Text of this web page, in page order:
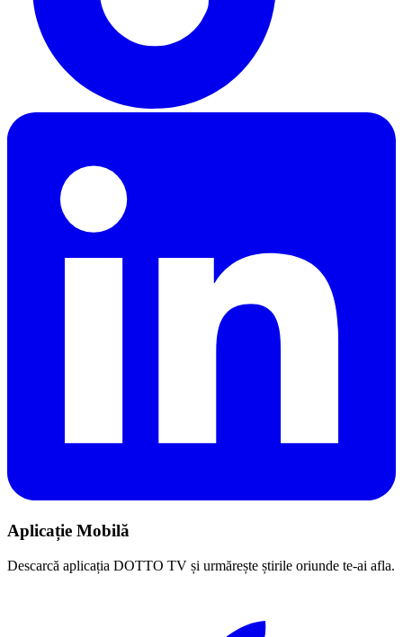
Aplicație Mobilă
Descarcă aplicația DOTTO TV și urmărește știrile oriunde te-ai afla.